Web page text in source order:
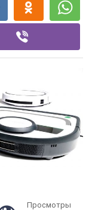
Просмотры